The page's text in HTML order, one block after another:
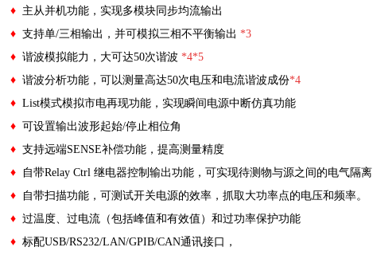
♦
主从并机功能，实现多模块同步均流输出
♦ 支持单/三相输出，并可模拟三相不平衡输出 *3
♦ 谐波模拟能力，大可达50次谐波 *4*5
♦ 谐波分析功能，可以测量高达50次电压和电流谐波成份*4
♦ List模式模拟市电再现功能，实现瞬间电源中断仿真功能
♦ 可设置输出波形起始/停止相位角
♦ 支持远端SENSE补偿功能，提高测量精度
♦
自带Relay Ctrl 继电器控制输出功能，可实现待测物与源之间的电气隔离
♦
自带扫描功能，可测试开关电源的效率，抓取大功率点的电压和频率。
♦ 过温度、过电流（包括峰值和有效值）和过功率保护功能
♦ 标配USB/RS232/LAN/GPIB/CAN通讯接口，